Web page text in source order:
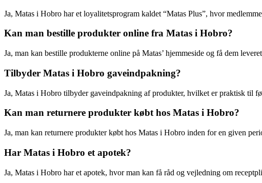
Ja, Matas i Hobro har et loyalitetsprogram kaldet “Matas Plus”, hvor
Kan man bestille produkter online fra Matas i Hobro?
Ja, man kan bestille produkterne online på Matas’ hjemmeside og få dem
Tilbyder Matas i Hobro gaveindpakning?
Ja, Matas i Hobro tilbyder gaveindpakning af produkter, hvilket er praktisk til
Kan man returnere produkter købt hos Matas i Hobro?
Ja, man kan returnere produkter købt hos Matas i Hobro inden for en given
Har Matas i Hobro et apotek?
Ja, Matas i Hobro har et apotek, hvor man kan få råd og vejledning om